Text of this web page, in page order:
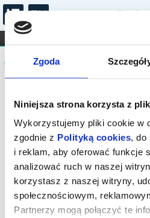
Zgoda
Niniejsza strona korzysta z
Wykorzystujemy pliki cookie w
zgodnie z Polityką cookies, do
i reklam, aby oferować funkcje
analizować ruch w naszej
korzystasz z naszej witryny,
społecznościowym,
Partnerzy mogą połączyć te
FILHARMONIA OPERA I BALET
DLA DZIECI
Komunikat
Sprzedaż biletów on-
została zakończona.